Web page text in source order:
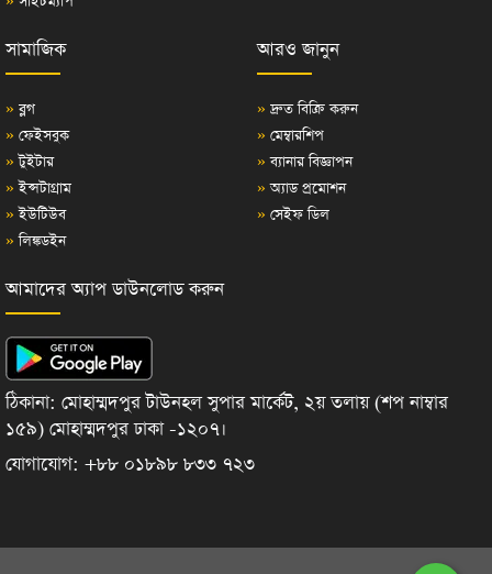
সামাজিক
» ব্লগ
» ফেইসবুক
» টুইটার
» ইন্সটাগ্রাম
» ইউটিউব
» লিঙ্কডইন
আরও জানুন
» দ্রুত বিক্রি করুন
» মেম্বারশিপ
» ব্যানার বিজ্ঞাপন
» অ্যাড প্রমোশন
» সেইফ ডিল
আমাদের অ্যাপ ডাউনলোড করুন
ঠিকানা: মোহাম্মদপুর টাউনহল সুপার মার্কেট, ২য় তলায় (শপ নাম্বার
১৫৯) মোহাম্মদপুর ঢাকা -১২০৭।
যোগাযোগ: +৮৮ ০১৮৯৮ ৮৩৩ ৭২৩